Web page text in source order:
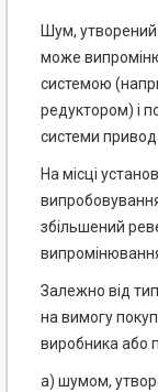
Шум,
може
системою
редуктором) і
системи
На місці
збільшений
Залежно від
на вимогу
виробника або
а) шумом,